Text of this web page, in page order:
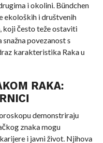
i okolini. Bündchen
ekoloških i društvenih
koji često teže ostaviti
povezanost s
karakteristika Raka u
RAKA:
demonstriraju
znaka mogu
i javni život. Njihova